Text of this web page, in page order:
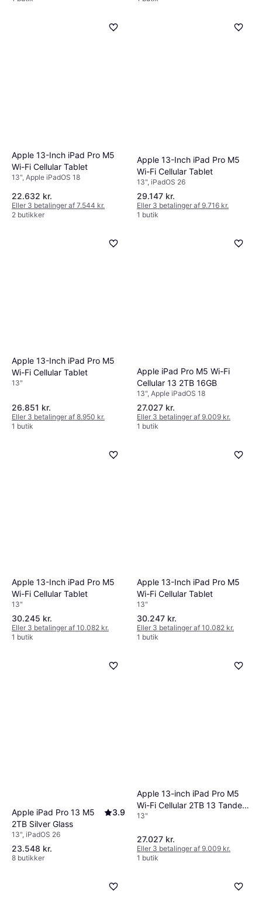
Apple 13-Inch iPad Pro M5
Wi-Fi Cellular Tablet
13", Apple iPadOS 18
22.632 kr.
Eller 3 betalinger af 7.544 kr.
2 butikker
Apple 13-Inch iPad Pro M5
Wi-Fi Cellular Tablet
13", iPadOS 26
29.147 kr.
Eller 3 betalinger af 9.716 kr.
1 butik
Apple 13-Inch iPad Pro M5
Wi-Fi Cellular Tablet
13"
26.851 kr.
Eller 3 betalinger af 8.950 kr.
1 butik
Apple iPad Pro M5 Wi-Fi
Cellular 13 2TB 16GB
13", Apple iPadOS 18
27.027 kr.
Eller 3 betalinger af 9.009 kr.
1 butik
Apple 13-Inch iPad Pro M5
Wi-Fi Cellular Tablet
13"
30.245 kr.
Eller 3 betalinger af 10.082 kr.
1 butik
Apple 13-Inch iPad Pro M5
Wi-Fi Cellular Tablet
13"
30.247 kr.
Eller 3 betalinger af 10.082 kr.
1 butik
Apple iPad Pro 13 M5
2TB Silver Glass
3.9
13", iPadOS 26
23.548 kr.
8 butikker
Apple 13-inch iPad Pro M5
Wi-Fi Cellular 2TB 13 Tandem
OLED
13"
27.027 kr.
Eller 3 betalinger af 9.009 kr.
1 butik